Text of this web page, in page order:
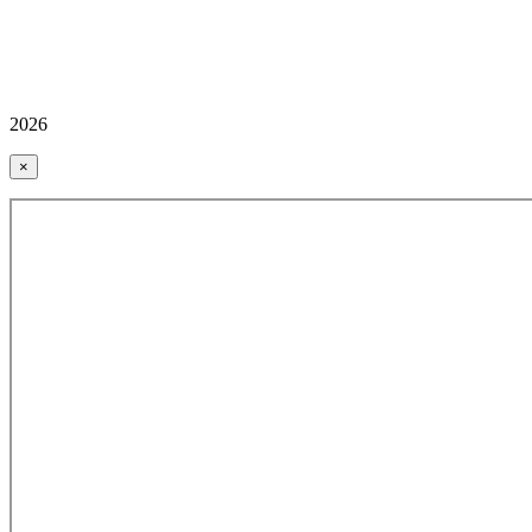
2026
×